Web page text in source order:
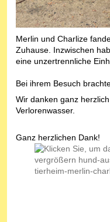
Merlin und Charlize
Zuhause. Inzwischen
eine unzertrennliche
Bei ihrem Besuch
Wir danken ganz
Verlorenwasser.
Ganz herzlichen Dank!